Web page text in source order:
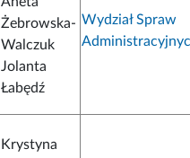
Żebrowska-
Walczuk
Jolanta
Łabędź
Wydział Spraw
Krystyna